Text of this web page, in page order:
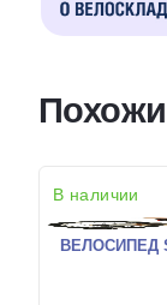
В наличии
ВЕЛОСИПЕД